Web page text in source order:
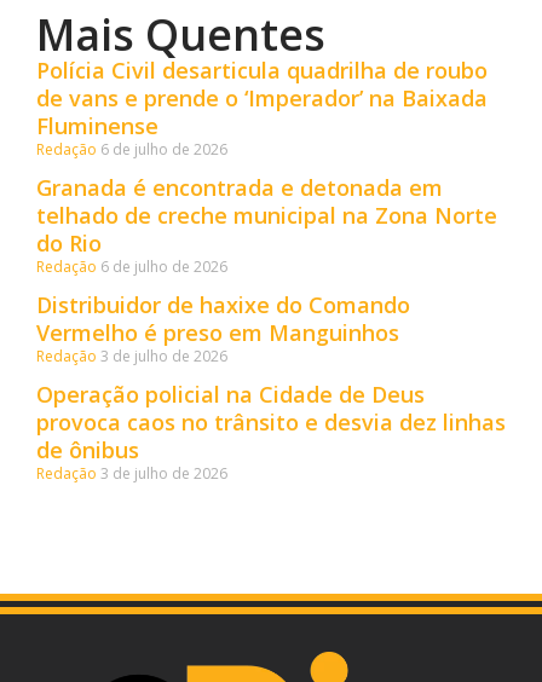
Mais Quentes
Polícia Civil desarticula quadrilha de roubo
de vans e prende o ‘Imperador’ na Baixada
Fluminense
Redação 6 de julho de 2026
Granada é encontrada e detonada em
telhado de creche municipal na Zona Norte
do Rio
Redação 6 de julho de 2026
Distribuidor de haxixe do Comando
Vermelho é preso em Manguinhos
Redação 3 de julho de 2026
Operação policial na Cidade de Deus
provoca caos no trânsito e desvia dez linhas
de ônibus
Redação 3 de julho de 2026